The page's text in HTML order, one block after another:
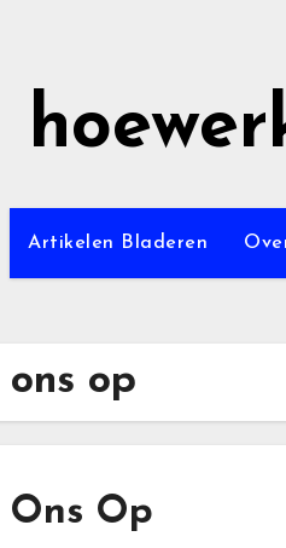
Artikelen Bladeren
op
Op